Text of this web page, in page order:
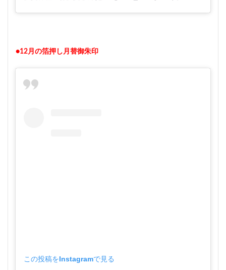
●12月の箔押し月替御朱印
この投稿をInstagramで見る